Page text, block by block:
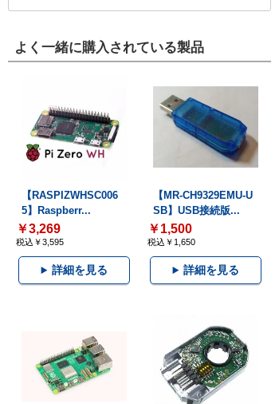
よく一緒に購入されている製品
【RASPIZWHSC006
5】Raspberr...
￥3,269
税込￥3,595
詳細を見る
【MR-CH9329EMU-U
SB】USB接続版...
￥1,500
税込￥1,650
詳細を見る